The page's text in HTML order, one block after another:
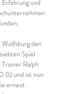
und
den
Spiel
Ralph
und ist nun
erneut